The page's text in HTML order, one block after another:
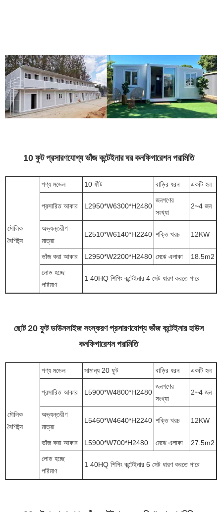
10 ফুট প্রসারণযোগ্য ভাঁজ কন্টেইনার ঘর কনফিগারেশন পরামিতি
মৌলিক
বৈশিষ্ট্য
পণ্য মডেল 10 ফীট বাড়ির ধরন একটি হল
প্রসারিত আকার L2950*W6300*H2480
জনগণের
সংখ্যা
2~4 জন
অভ্যন্তরীণ
মাত্রা
L2510*W6140*H2240 শক্তি খরচ 12KW
ভাঁজ করা আকার L2950*W2200*H2480 মেঝে এলাকা
18.5m2
লোড হচ্ছে
পরিমাণ
1 40HQ শিপিং কন্টেইনার 4 সেট ধারণ করতে পারে
ছোট 20 ফুট ডাউনসাইজ সংস্করণ প্রসারণযোগ্য ভাঁজ কন্টেইনার হাউস
কনফিগারেশন পরামিতি
মৌলিক
বৈশিষ্ট্য
পণ্য মডেল সামান্য 20 ফুট বাড়ির ধরন একটি হল
প্রসারিত আকার L5900*W4800*H2480
জনগণের
সংখ্যা
2~4 জন
অভ্যন্তরীণ
মাত্রা
L5460*W4640*H2240 শক্তি খরচ 12KW
ভাঁজ করা আকার L5900*W700*H2480 মেঝে এলাকা
27.5m2
লোড হচ্ছে
পরিমাণ
1 40HQ শিপিং কন্টেইনার 6 সেট ধারণ করতে পারে